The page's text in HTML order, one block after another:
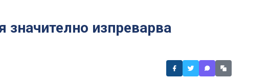
изпреварва